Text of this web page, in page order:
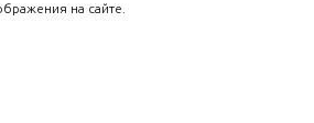
на сайте.